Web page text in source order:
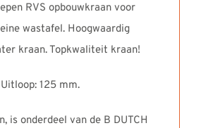
RVS opbouwkraan voor
wastafel. Hoogwaardig
kraan. Topkwaliteit kraan!
125 mm.
is onderdeel van de B DUTCH